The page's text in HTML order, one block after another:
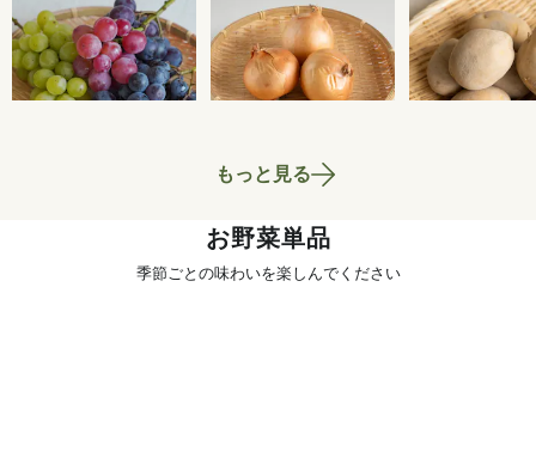
【産地直送】葡萄畑
ふくじろうのふぞろ
い濃厚ぶどう 1.6kg
送料込 6,750円
【特別価格】玉ねぎ
1kg
700円
【特別価格】
いも（品種お
せ） 1kg
もっと見る
お野菜単品
季節ごとの味わいを楽しんでください